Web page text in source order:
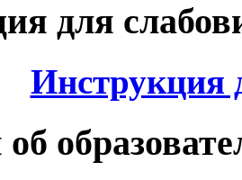
для
Инструкция